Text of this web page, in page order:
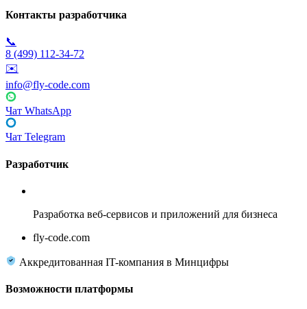
Контакты разработчика
📞
8 (499) 112-34-72
✉️
info@fly-code.com
Чат WhatsApp
Чат Telegram
Разработчик
Разработка веб-сервисов и приложений для бизнеса
fly-code.com
Аккредитованная IT-компания в Минцифры
Возможности платформы